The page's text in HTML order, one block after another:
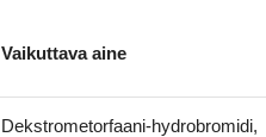
Vaikuttava aine
Dekstrometorfaani-hydrobromidi,